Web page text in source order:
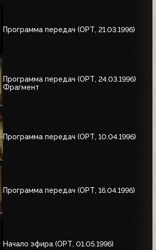
Программа передач (ОРТ, 21.03.1996)
Программа передач (ОРТ, 24.03.1996)
Фрагмент
Программа передач (ОРТ, 10.04.1996)
Программа передач (ОРТ, 16.04.1996)
Начало эфира (ОРТ, 01.05.1996)